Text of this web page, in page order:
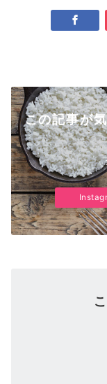
この記事が